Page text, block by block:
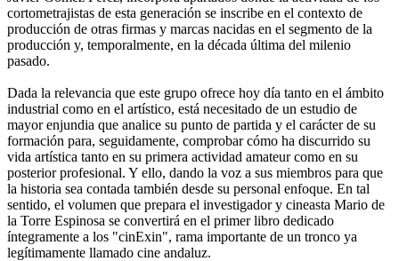
cortometrajistas de esta generación se inscribe en el contexto de
producción de otras firmas y marcas nacidas en el segmento de la
producción y, temporalmente, en la década última del milenio
pasado.
Dada la relevancia que este grupo ofrece hoy día tanto en el ámbito
industrial como en el artístico, está necesitado de un estudio de
mayor enjundia que analice su punto de partida y el carácter de su
formación para, seguidamente, comprobar cómo ha discurrido su
vida artística tanto en su primera actividad amateur como en su
posterior profesional. Y ello, dando la voz a sus miembros para que
la historia sea contada también desde su personal enfoque. En tal
sentido, el volumen que prepara el investigador y cineasta Mario de
la Torre Espinosa se convertirá en el primer libro dedicado
íntegramente a los "cinExin", rama importante de un tronco ya
legítimamente llamado cine andaluz.